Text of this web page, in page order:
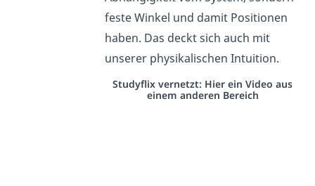
feste Winkel und damit Positionen
haben. Das deckt sich auch mit
unserer physikalischen Intuition.
Studyflix vernetzt: Hier ein Video aus
einem anderen Bereich